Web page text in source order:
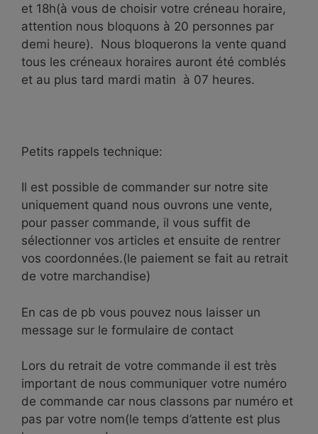
et 18h(à vous de choisir votre créneau horaire,
attention nous bloquons à 20 personnes par
demi heure). Nous bloquerons la vente quand
tous les créneaux horaires auront été comblés
et au plus tard mardi matin à 07 heures.
Petits rappels technique:
Il est possible de commander sur notre site
uniquement quand nous ouvrons une vente,
pour passer commande, il vous suffit de
sélectionner vos articles et ensuite de rentrer
vos coordonnées.(le paiement se fait au retrait
de votre marchandise)
En cas de pb vous pouvez nous laisser un
message sur le formulaire de contact
Lors du retrait de votre commande il est très
important de nous communiquer votre numéro
de commande car nous classons par numéro et
pas par votre nom(le temps d’attente est plus